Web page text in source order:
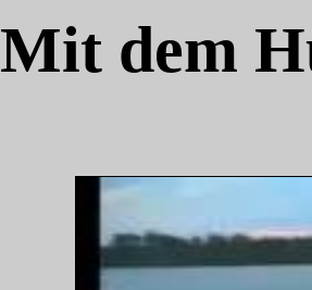
Mit dem